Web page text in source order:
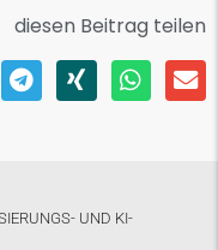
diesen Beitrag teilen
UND KI-